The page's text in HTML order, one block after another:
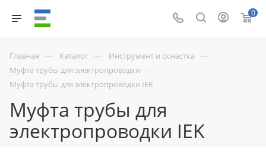
0
Главная — Каталог — Инструмент и оснастка —
Муфта трубы для электропроводки —
Муфта трубы для электропроводки IEK
Муфта трубы для
электропроводки IEK